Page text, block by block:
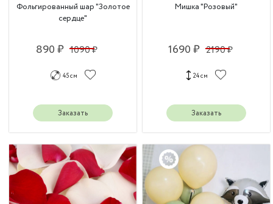
Фольгированный шар "Золотое
сердце"
890 ₽ 1090 ₽
45 см
Заказать
Мишка "Розовый"
1690 ₽ 2190 ₽
24 см
Заказать